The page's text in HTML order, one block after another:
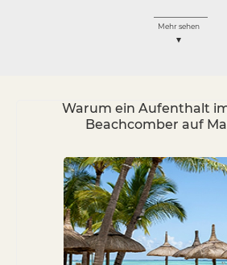
Mehr sehen
Warum ein Aufenthalt
Beachcomber auf